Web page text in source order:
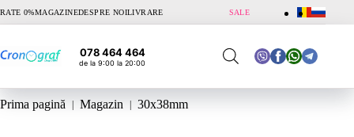
RATE 0%MAGAZINEDESPRE NOILIVRARE SALE
078 464 464
de la 9:00 la 20:00
Prima pagină Magazin 30x38mm